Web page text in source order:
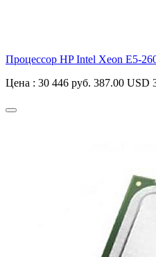
Процессор HP Intel Xeon E5-
Цена : 30 446 руб. 387.00 USD